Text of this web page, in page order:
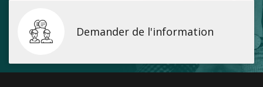
Demander de l'information